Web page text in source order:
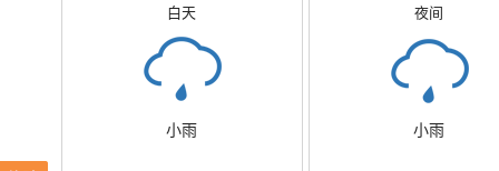
白天
小雨
夜间
小雨